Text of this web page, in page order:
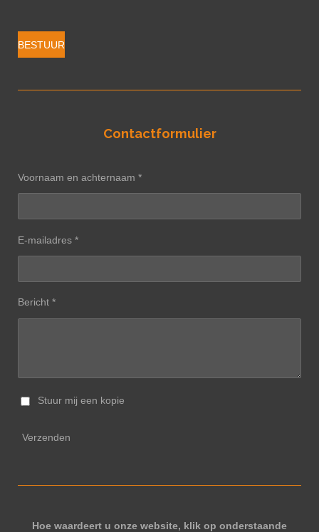
BESTUUR
Contactformulier
Voornaam en achternaam *
E-mailadres *
Bericht *
Stuur mij een kopie
Verzenden
Hoe waardeert u onze website, klik op onderstaande